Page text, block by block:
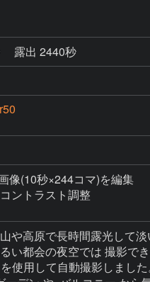
露出 2440秒
像(10秒×244コマ)を編集
ントラスト調整
や高原で長時間露光して
い都会の夜空では 撮影で
使用して自動撮影しました